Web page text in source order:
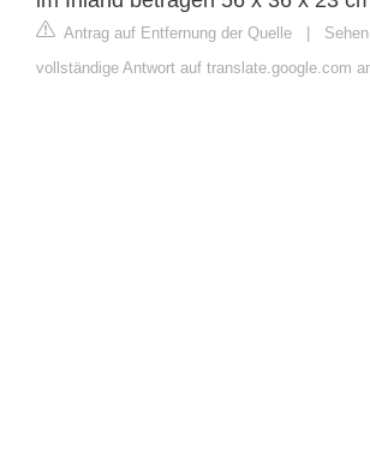
Antrag auf Entfernung der Quelle |
vollständige Antwort auf translate.google.com